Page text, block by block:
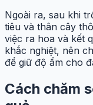
Ngoài ra, sau khi
tiêu và thân cây
việc ra hoa và kết
khắc nghiệt, nên
để giữ độ ẩm cho
Cách chăm